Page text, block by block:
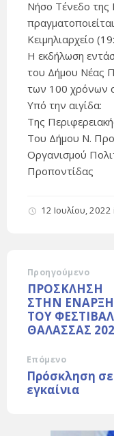
Νήσο Τένεδο της
Κειμηλιαρχείο
Η εκδήλωση
του Δήμου Νέας
των 100 χρόνων
Υπό την αιγίδα:
Της
Του Δήμου Ν.
Οργανισμού
Προποντίδας
12 Ιουλίου, 2022
Προηγούμενο
ΠΡΟΣΚΛΗΣΗ
ΣΤΗΝ ΕΝΑΡΞΗ
ΤΟΥ ΦΕΣΤΙΒΑΛ
ΘΑΛΑΣΣΑΣ
Επόμενο
Πρόσκληση σε
εγκαίνια